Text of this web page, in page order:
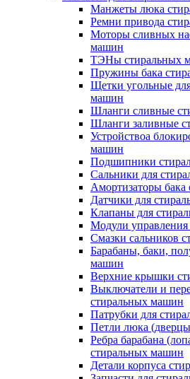
Манжеты люка
Ремни привода
Моторы сливных
машин
ТЭНы стиральных
Пружины бака
Щетки угольные
машин
Шланги сливные
Шланги заливные
Устройствоа
машин
Подшипники
Сальники для
Амортизаторы
Датчики для
Клапаны для
Модули
Смазки сальников
Барабаны, баки,
машин
Верхние крышки
Выключатели и
стиральных машин
Патрубки для
Петли люка
Ребра барабана
стиральных машин
Детали корпуса